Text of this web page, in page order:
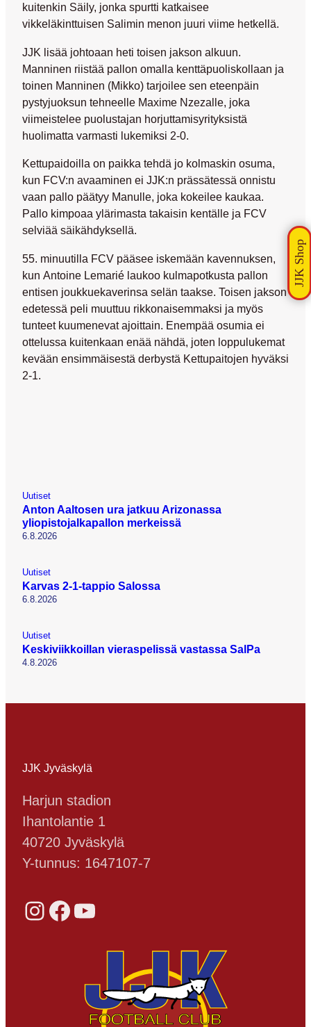
kuitenkin Säily, jonka spurtti katkaisee
vikkeläkinttuisen Salimin menon juuri viime hetkellä.
JJK lisää johtoaan heti toisen jakson alkuun.
Manninen riistää pallon omalla kenttäpuoliskollaan ja
toinen Manninen (Mikko) tarjoilee sen eteenpäin
pystyjuoksun tehneelle Maxime Nzezalle, joka
viimeistelee puolustajan horjuttamisyrityksistä
huolimatta varmasti lukemiksi 2-0.
Kettupaidoilla on paikka tehdä jo kolmaskin osuma,
kun FCV:n avaaminen ei JJK:n prässätessä onnistu
vaan pallo päätyy Manulle, joka kokeilee kaukaa.
Pallo kimpoaa ylärimasta takaisin kentälle ja FCV
selviää säikähdyksellä.
55. minuutilla FCV pääsee iskemään kavennuksen,
kun Antoine Lemarié laukoo kulmapotkusta pallon
entisen joukkuekaverinsa selän taakse. Toisen jakson
edetessä peli muuttuu rikkonaisemmaksi ja myös
tunteet kuumenevat ajoittain. Enempää osumia ei
ottelussa kuitenkaan enää nähdä, joten loppulukemat
kevään ensimmäisestä derbystä Kettupaitojen hyväksi
2-1.
Uutiset
Anton Aaltosen ura jatkuu Arizonassa
yliopistojalkapallon merkeissä
6.8.2026
Uutiset
Karvas 2-1-tappio Salossa
6.8.2026
Uutiset
Keskiviikkoillan vieraspelissä vastassa SalPa
4.8.2026
JJK Jyväskylä
Harjun stadion
Ihantolantie 1
40720 Jyväskylä
Y-tunnus: 1647107-7
Instagram Facebook YouTube